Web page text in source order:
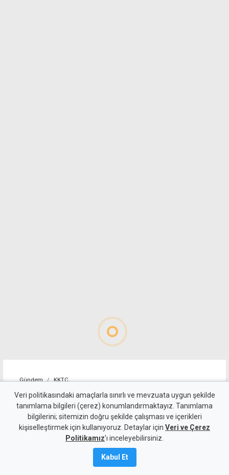
Gündem KKTC
Nizam Allanazarov
cinayetinde tek zanlı M.Q.
kaldı, 6 zanlı aklandı
Veri politikasındaki amaçlarla sınırlı ve mevzuata uygun şekilde
tanımlama bilgileri (çerez) konumlandırmaktayız. Tanımlama
bilgilerini; sitemizin doğru şekilde çalışması ve içerikleri
kişiselleştirmek için kullanıyoruz. Detaylar için Veri ve Çerez
Politikamız'ı inceleyebilirsiniz.
Kabul Et